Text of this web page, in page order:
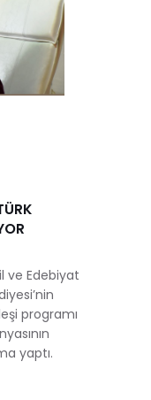
ve Edebiyat
programı
yaptı.